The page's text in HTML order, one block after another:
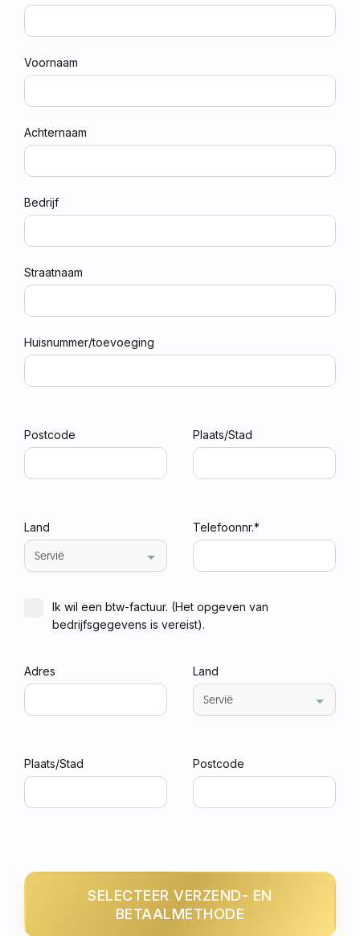
Voornaam
Achternaam
Bedrijf
Straatnaam
Huisnummer/toevoeging
Postcode Plaats/Stad
Land Telefoonnr.*
Ik wil een btw-factuur. (Het opgeven van
bedrijfsgegevens is vereist).
Adres Land
Plaats/Stad Postcode
SELECTEER VERZEND- EN
BETAALMETHODE